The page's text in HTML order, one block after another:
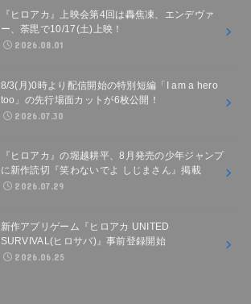
『ヒロアカ』上映会第4回は轟焦凍、エンデヴァ
ー、荼毘で10/17(土)上映！
2026.08.01
8/3(月)0時より配信開始の特別短編「I am a hero
too」の先行場面カットが6枚公開！
2026.07.30
『ヒロアカ』の堀越耕平、8月発売の少年ジャンプ
に新作読切『笑わないでよ しじまさん』掲載
2026.07.29
新作アプリゲーム『ヒロアカ UNITED
SURVIVAL(ヒロサバ)』事前登録開始
2026.06.25